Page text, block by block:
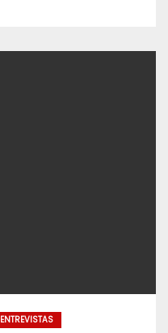
ENTREVISTAS